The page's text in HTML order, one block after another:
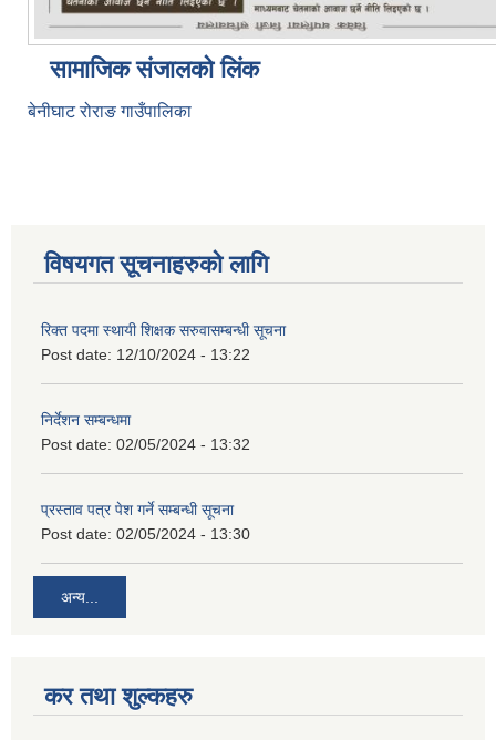
सामाजिक संजालको लिंक
बेनीघाट रोराङ गाउँपालिका
विषयगत सूचनाहरुको लागि
रिक्त पदमा स्थायी शिक्षक सरुवासम्बन्धी सूचना
Post date: 12/10/2024 - 13:22
निर्देशन सम्बन्धमा
Post date: 02/05/2024 - 13:32
प्रस्ताव पत्र पेश गर्ने सम्बन्धी सूचना
Post date: 02/05/2024 - 13:30
अन्य...
कर तथा शुल्कहरु